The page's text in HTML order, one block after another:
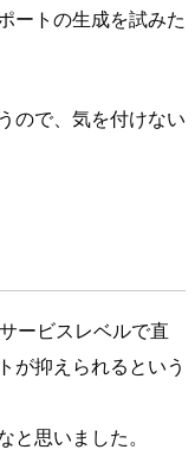
ートの生成を試みた
ので、気を付けない
ービスレベルで直
が抑えられるという
思いました。